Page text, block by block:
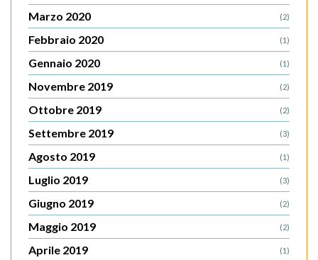
Marzo 2020 (2)
Febbraio 2020 (1)
Gennaio 2020 (1)
Novembre 2019 (2)
Ottobre 2019 (2)
Settembre 2019 (3)
Agosto 2019 (1)
Luglio 2019 (3)
Giugno 2019 (2)
Maggio 2019 (2)
Aprile 2019 (1)